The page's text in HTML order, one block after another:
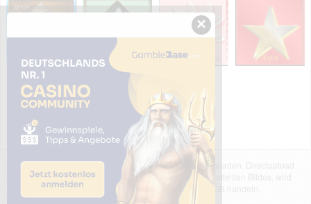
Das dargestellte Bild wurde von einem Nutzer hochgeladen. Directupload
übernimmt keinerlei Haftung für den Inhalt des dargestellten Bildes, wird
jedoch bei Verstößen nach §2(3) unserer AGB handeln.
×